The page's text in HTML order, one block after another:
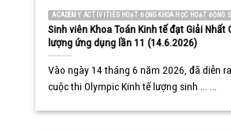
ACADEMY ACTIVITIES HOẠT ĐỘNG KHOA HỌC HOẠT ĐỘNG
Sinh viên Khoa Toán Kinh tế đạt Giải Nhất
lượng ứng dụng lần 11 (14.6.2026)
Vào ngày 14 tháng 6 năm 2026, đã diễn
cuộc thi Olympic Kinh tế lượng sinh ... ...